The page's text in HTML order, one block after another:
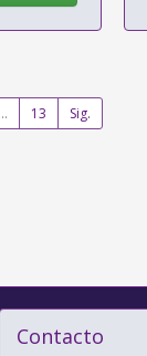
... 13 Sig.
Contacto